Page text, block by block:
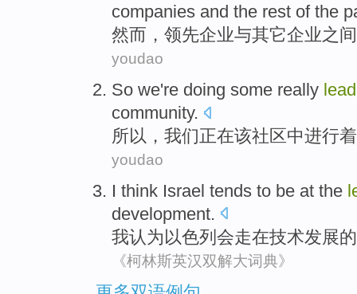
companies and the rest of the
然而 ， 领先企业与其它企业之间
youdao
So we're doing some really
community.
所以， 我们正在该社区中进行着
youdao
I think Israel tends to be at the
development.
我认为 以色列 会走在技术发展的
《柯林斯英汉双解大词典》